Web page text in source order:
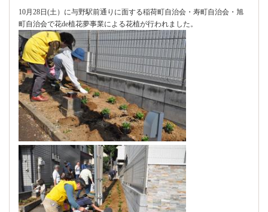
10月28日(土）に与野駅前通りに面する稲荷町自治会・寿町自治会・旭
町自治会で花de植花夢事業による花植が行われました。